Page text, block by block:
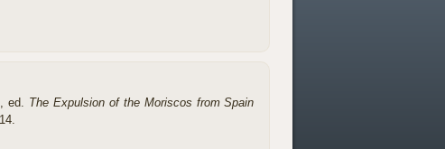
ed. The Expulsion of the Moriscos from Spain